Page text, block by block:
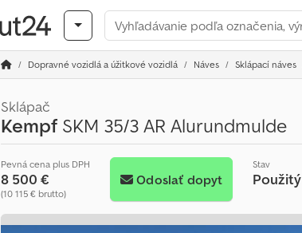
Dopravné vozidlá a úžitkové vozidlá Náves Sklápací náves
Sklápač
Kempf SKM 35/3 AR Alurundmulde
Pevná cena plus DPH
8 500 €
(10 115 € brutto)
Odoslať dopyt
Stav
Použitý